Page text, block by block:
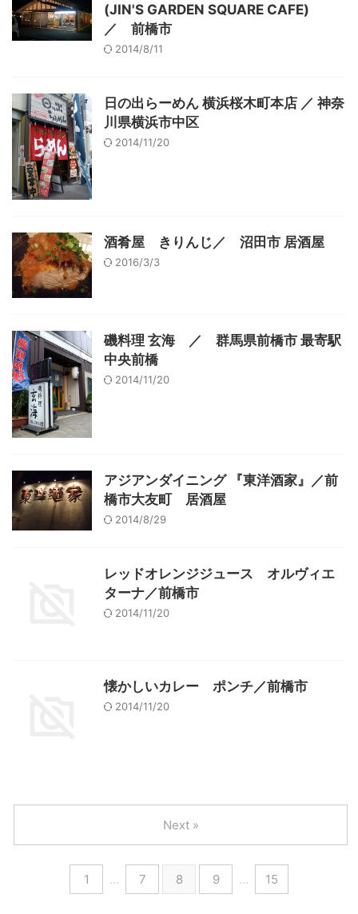
(JIN'S GARDEN SQUARE CAFE)
／ 前橋市
2014/8/11
日の出らーめん 横浜桜木町本店 ／ 神奈
川県横浜市中区
2014/11/20
酒肴屋 きりんじ／ 沼田市 居酒屋
2016/3/3
磯料理 玄海 ／ 群馬県前橋市 最寄駅
中央前橋
2014/11/20
アジアンダイニング 『東洋酒家』／前
橋市大友町 居酒屋
2014/8/29
レッドオレンジジュース オルヴィエ
ターナ／前橋市
2014/11/20
懐かしいカレー ポンチ／前橋市
2014/11/20
1 … 7 8 9 … 15
Next »